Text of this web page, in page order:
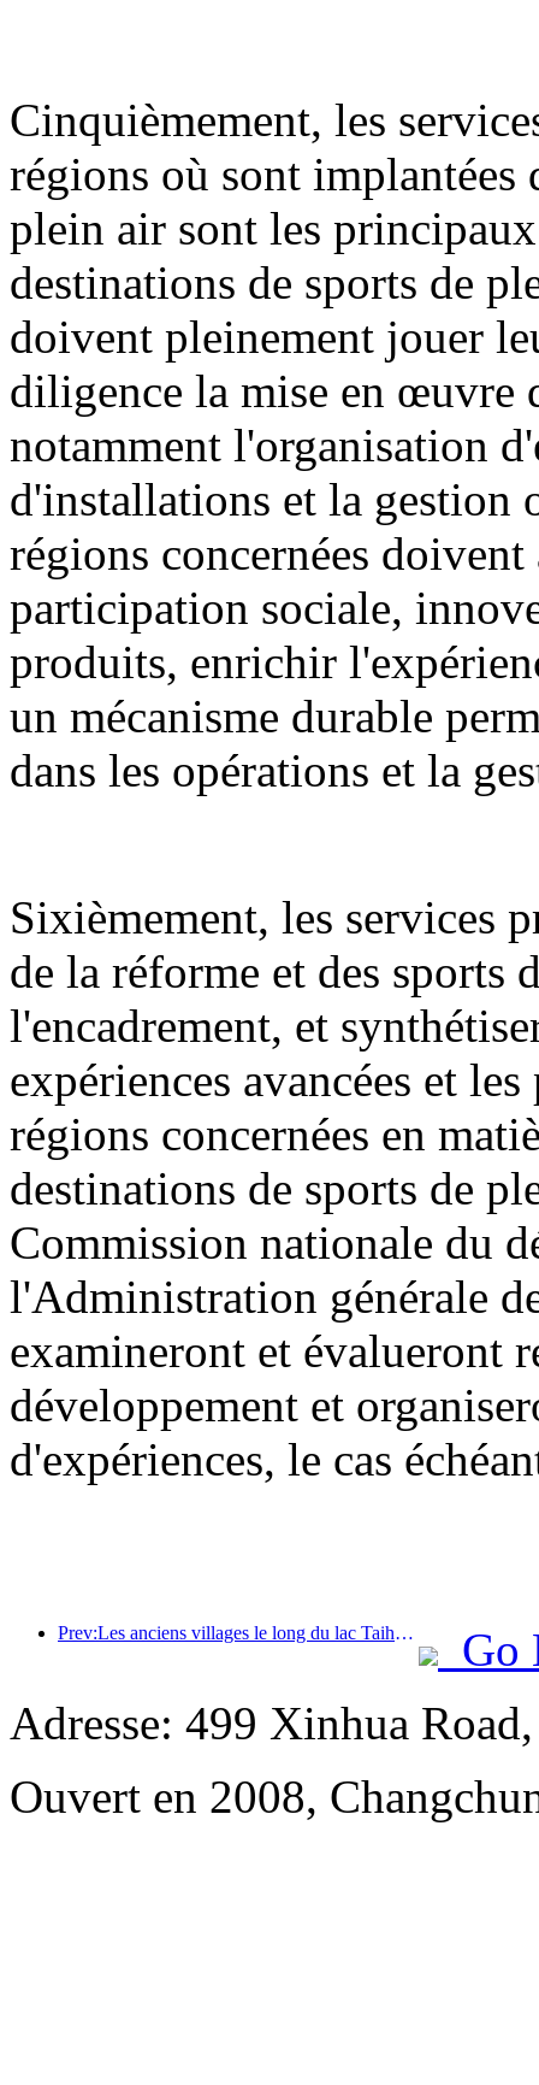
Cinquièmement, les
régions où sont implantées
plein air sont les
destinations de sports de
doivent pleinement jouer
diligence la mise en œuvre
notamment l'organisation
d'installations et la gestion
régions concernées
participation sociale,
produits, enrichir
un mécanisme durable
dans les opérations et la
Sixièmement, les services
de la réforme et des
l'encadrement, et
expériences avancées et
régions concernées en
destinations de sports de
Commission nationale du
l'Administration générale
examineront et évalueront
développement et
d'expériences, le cas
Prev:Les anciens villages le long du lac Taihu à Huzhou, dans la province du Zhejiang, ont commencé à être rénovés et modernisés, avec un investissement de près d'un milliard de yuans.
Go
Adresse: 499 Xinhua
Ouvert en 2008,